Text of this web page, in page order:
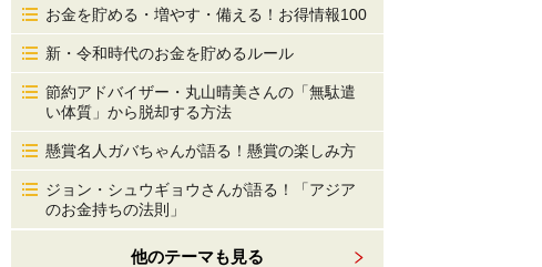
お金を貯める・増やす・備える！お得情報100
新・令和時代のお金を貯めるルール
節約アドバイザー・丸山晴美さんの「無駄遣
い体質」から脱却する方法
懸賞名人ガバちゃんが語る！懸賞の楽しみ方
ジョン・シュウギョウさんが語る！「アジア
のお金持ちの法則」
他のテーマも見る